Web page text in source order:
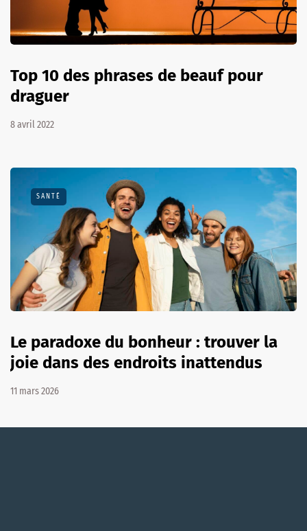
Top 10 des phrases de beauf pour
draguer
8 avril 2022
SANTÉ
Le paradoxe du bonheur : trouver la
joie dans des endroits inattendus
11 mars 2026